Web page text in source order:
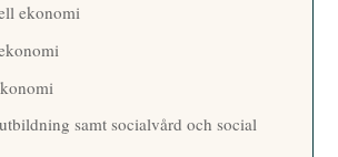
ekonomi
samt socialvård och social